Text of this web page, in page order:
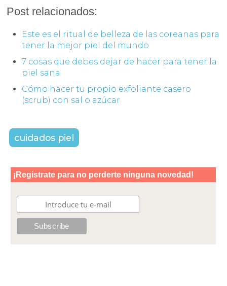
Post relacionados:
Este es el ritual de belleza de las coreanas para
tener la mejor piel del mundo
7 cosas que debes dejar de hacer para tener la
piel sana
Cómo hacer tu propio exfoliante casero
(scrub) con sal o azúcar
cuidados piel